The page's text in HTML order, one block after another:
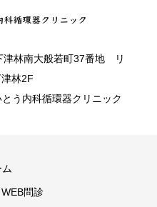
林南大般若町37番地 リ
林2F
う内科循環器クリニック
ム
問診